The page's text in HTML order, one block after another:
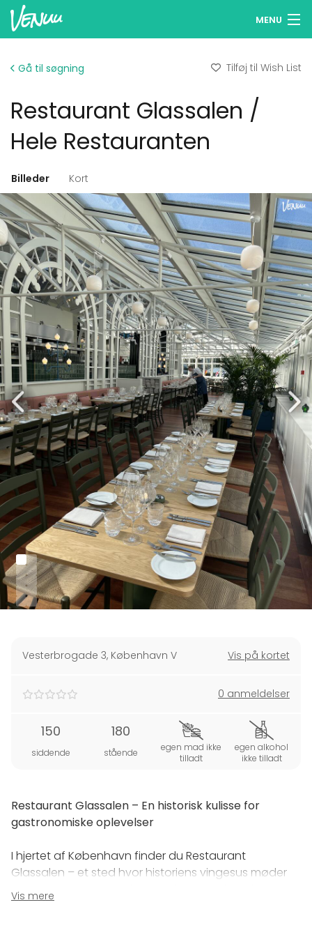
MENU
Log ind
Dansk
Gå til søgning Tilføj til Wish List
Restaurant Glassalen /
Hele Restauranten
Billeder Kort
Vesterbrogade 3, København V Vis på kortet
0 anmeldelser
150
siddende
180
stående
egen mad ikke
tilladt
egen alkohol
ikke tilladt
Restaurant Glassalen – En historisk kulisse for
gastronomiske oplevelser
I hjertet af København finder du Restaurant
Glassalen – et sted hvor historiens vingesus møder
nutidens gastronomiske perfektion. De ikoniske
rammer og storslåede detaljer fra fortiden skaber en
Vis mere